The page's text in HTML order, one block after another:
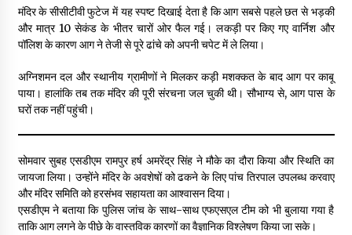
मंदिर के सीसीटीवी फुटेज में यह स्पष्ट दिखाई देता है कि आग सबसे पहले छत से भड़की
और मात्र 10 सेकंड के भीतर चारों ओर फैल गई। लकड़ी पर किए गए वार्निश और
पॉलिश के कारण आग ने तेजी से पूरे ढांचे को अपनी चपेट में ले लिया।
अग्निशमन दल और स्थानीय ग्रामीणों ने मिलकर कड़ी मशक्कत के बाद आग पर काबू
पाया। हालांकि तब तक मंदिर की पूरी संरचना जल चुकी थी। सौभाग्य से, आग पास के
घरों तक नहीं पहुंची।
सोमवार सुबह एसडीएम रामपुर हर्ष अमरेंद्र सिंह ने मौके का दौरा किया और स्थिति का
जायजा लिया। उन्होंने मंदिर के अवशेषों को ढकने के लिए पांच तिरपाल उपलब्ध करवाए
और मंदिर समिति को हरसंभव सहायता का आश्वासन दिया।
एसडीएम ने बताया कि पुलिस जांच के साथ-साथ एफएसएल टीम को भी बुलाया गया है
ताकि आग लगने के पीछे के वास्तविक कारणों का वैज्ञानिक विश्लेषण किया जा सके।